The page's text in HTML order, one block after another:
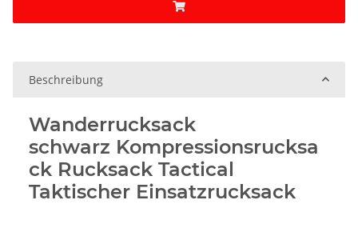
Beschreibung
Wanderrucksack
schwarz Kompressionsrucksa
ck Rucksack Tactical
Taktischer Einsatzrucksack